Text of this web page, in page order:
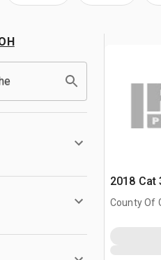
2018 Cat
County Of